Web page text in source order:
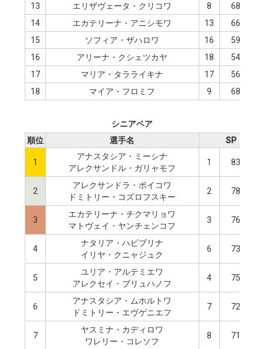
13
エリザヴェータ・クリコワ 8
68.44
14
エカテリーナ・アニシモワ 13
66.20
15
ソフィア・ザハロワ 16
59.81
16
アリーナ・クシェツカヤ 18
54.01
17
マリア・タラライキナ 17
56.29
18
マイア・フロミフ 9 68.40
シニアペア
順位
選手名 SP
1
アナスタシア・ミーシナ
アレクサンドル・ガリャモフ
1 83.01
2
アレクサンドラ・ボイコワ
ドミトリー・コズロフスキー
2 78.95
3
エカテリーナ・チクマリョワ
マトヴェイ・ヤンチェンコフ
3 76.42
4
ナタリア・ハビブリナ
イリヤ・クニャジュク
6 73.82
5
ユリア・アルテミエワ
アレクセイ・ブリュハノフ
4 75.85
6
アナスタシア・ムホルトワ
ドミトリー・エヴゲニエフ
7 72.77
7
ヤスミナ・カディロワ
ワレリー・コレソフ
8 71.47